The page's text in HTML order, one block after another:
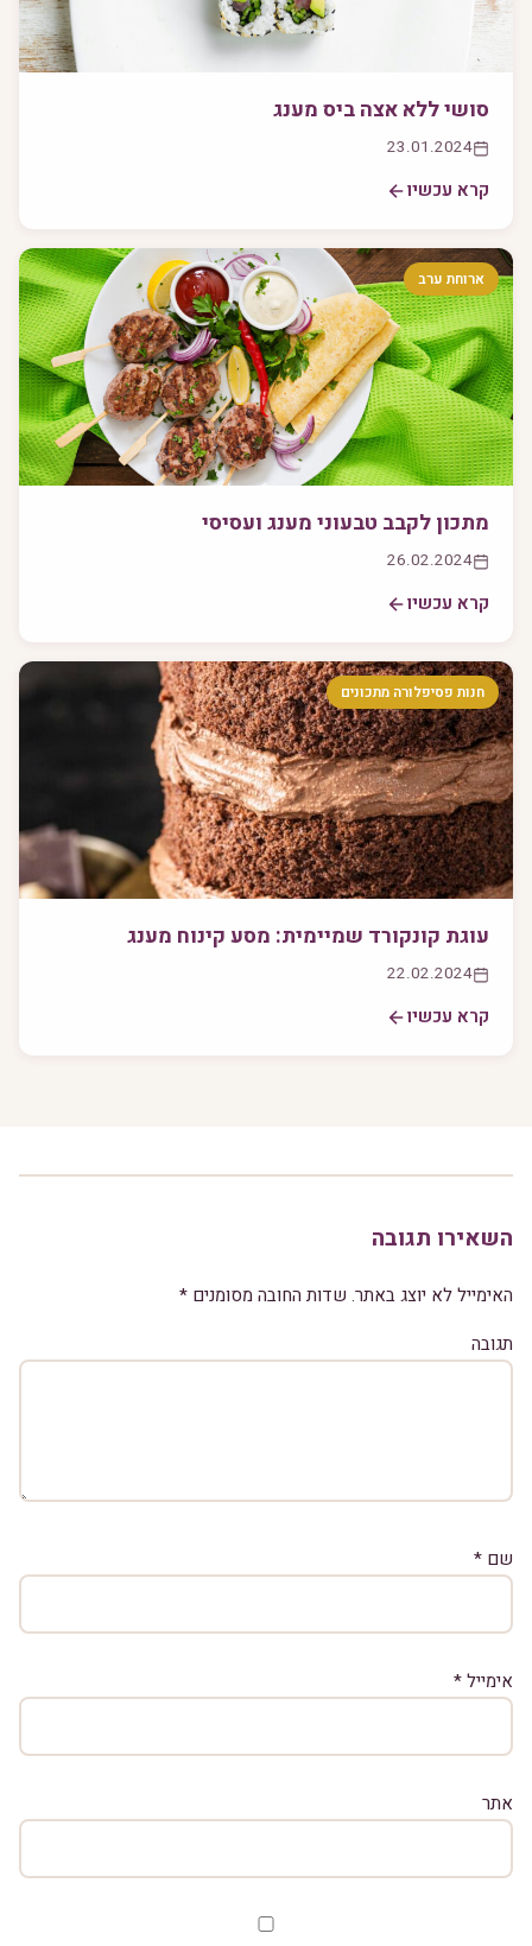
סושי ללא אצה ביס מענג
23.01.2024
קרא עכשיו
ארוחת ערב
מתכון לקבב טבעוני מענג ועסיסי
26.02.2024
קרא עכשיו
חנות פסיפלורה מתכונים
עוגת קונקורד שמיימית: מסע קינוח מענג
22.02.2024
קרא עכשיו
השאירו תגובה
האימייל לא יוצג באתר. שדות החובה מסומנים *
תגובה
שם *
אימייל*
אתר